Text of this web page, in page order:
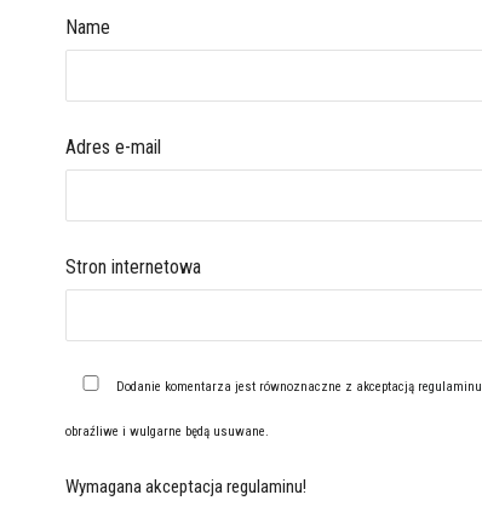
Name
Adres e-mail
Stron internetowa
Dodanie komentarza jest równoznaczne z akceptacją regulaminu
obraźliwe i wulgarne będą usuwane.
Wymagana akceptacja regulaminu!